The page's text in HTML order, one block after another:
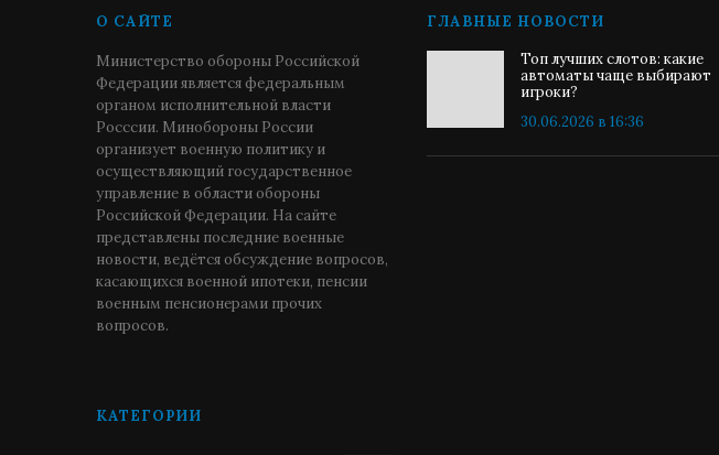
О САЙТЕ
Министерство обороны Российской
Федерации является федеральным
органом исполнительной власти
Росссии. Минобороны России
организует военную политику и
осуществляющий государственное
управление в области обороны
Российской Федерации. На сайте
представлены последние военные
новости, ведётся обсуждение вопросов,
касающихся военной ипотеки, пенсии
военным пенсионерами прочих
вопросов.
ГЛАВНЫЕ НОВОСТИ
Топ лучших слотов: какие
автоматы чаще выбирают
игроки?
30.06.2026 в 16:36
КАТЕГОРИИ